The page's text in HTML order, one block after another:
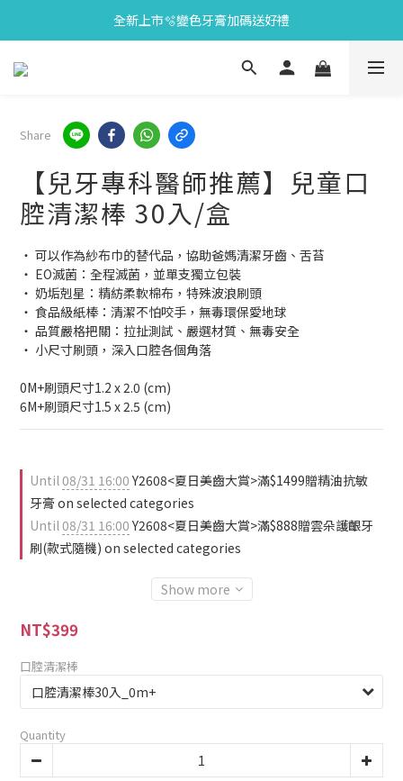
會員限定🎁點數兌換好禮
全新上市🫧變色牙膏加碼送好禮
會員限定🎁點數兌換好禮
Share
【兒牙專科醫師推薦】兒童口
腔清潔棒 30入/盒
‧ 可以作為紗布巾的替代品，協助爸媽清潔牙齒、舌苔
‧ EO滅菌：全程滅菌，並單支獨立包裝
‧ 奶垢剋星：精紡柔軟棉布，特殊波浪刷頭
‧ 食品級紙棒：清潔不怕咬手，無毒環保愛地球
‧ 品質嚴格把關：拉扯測試、嚴選材質、無毒安全
‧ 小尺寸刷頭，深入口腔各個角落
0M+刷頭尺寸1.2 x 2.0 (cm)
6M+刷頭尺寸1.5 x 2.5 (cm)
Until08/31 16:00 Y2608<夏日美齒大賞>滿$1499贈精油抗敏
牙膏 on selected categories
Until08/31 16:00 Y2608<夏日美齒大賞>滿$888贈雲朵護齦牙
刷(款式隨機) on selected categories
Show more
NT$399
口腔清潔棒
Quantity